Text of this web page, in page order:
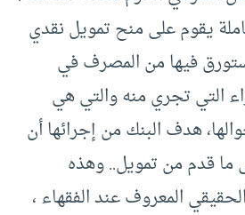
يقوم على منح تمويل نقدي
فيها من المصرف في
التي تجري منه والتي هي
هدف البنك من إجرائها أن
ما قدم من تمويل.. وهذه
المعروف عند الفقهاء ،